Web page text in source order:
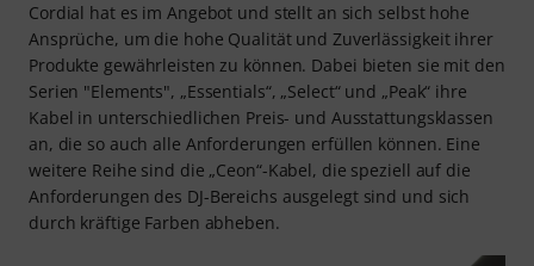
Cordial hat es im Angebot und stellt an sich selbst hohe
Ansprüche, um die hohe Qualität und Zuverlässigkeit ihrer
Produkte gewährleisten zu können. Dabei bieten sie mit den
Serien "Elements", „Essentials“, „Select“ und „Peak“ ihre
Kabel in unterschiedlichen Preis- und Ausstattungsklassen
an, die so auch alle Anforderungen erfüllen können. Eine
weitere Reihe sind die „Ceon“-Kabel, die speziell auf die
Anforderungen des DJ-Bereichs ausgelegt sind und sich
durch kräftige Farben abheben.